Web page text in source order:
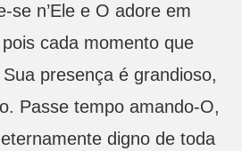
se n’Ele e O adore em
cada momento que
presença é grandioso,
Passe tempo amando-O,
digno de toda